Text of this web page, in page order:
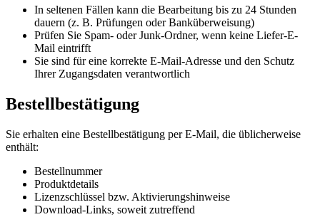
In seltenen Fällen kann die Bearbeitung bis zu 24 Stunden
dauern (z. B. Prüfungen oder Banküberweisung)
Prüfen Sie Spam- oder Junk-Ordner, wenn keine Liefer-E-
Mail eintrifft
Sie sind für eine korrekte E-Mail-Adresse und den Schutz
Ihrer Zugangsdaten verantwortlich
Bestellbestätigung
Sie erhalten eine Bestellbestätigung per E-Mail, die üblicherweise
enthält:
Bestellnummer
Produktdetails
Lizenzschlüssel bzw. Aktivierungshinweise
Download-Links, soweit zutreffend